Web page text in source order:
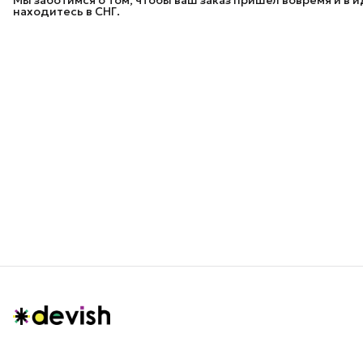
находитесь в СНГ.